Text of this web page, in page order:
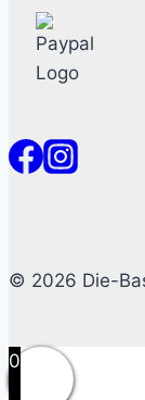
© 2026 Die-
0